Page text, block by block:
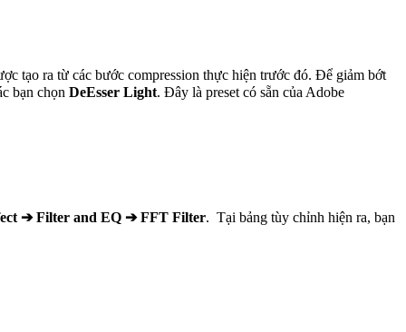
tạo ra từ các bước compression thực hiện trước đó. Để giảm bớt
bạn chọn DeEsser Light. Đây là preset có sẵn của Adobe
➔ Filter and EQ ➔ FFT Filter. Tại bảng tùy chỉnh hiện ra, bạn